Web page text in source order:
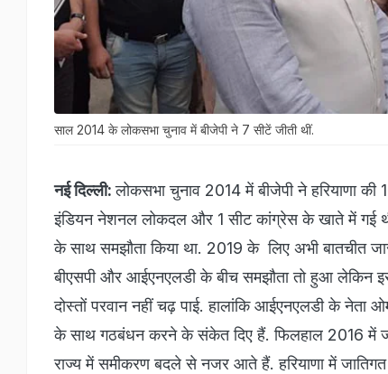
साल 2014 के लोकसभा चुनाव में बीजेपी ने 7 सीटें जीती थीं.
नई दिल्ली: लोकसभा चुनाव 2014 में बीजेपी ने हरियाणा
इंडियन नेशनल लोकदल और 1 सीट कांग्रेस के खाते में गई
के साथ समझौता किया था. 2019 के लिए अभी बातचीत
बीएसपी और आईएनएलडी के बीच समझौता तो हुआ लेकिन
दोस्तों परवान नहीं चढ़ पाई. हालांकि आईएनएलडी के नेता ओम
के साथ गठबंधन करने के संकेत दिए हैं. फिलहाल 2016 में
राज्य में समीकरण बदले से नजर आते हैं. हरियाणा में